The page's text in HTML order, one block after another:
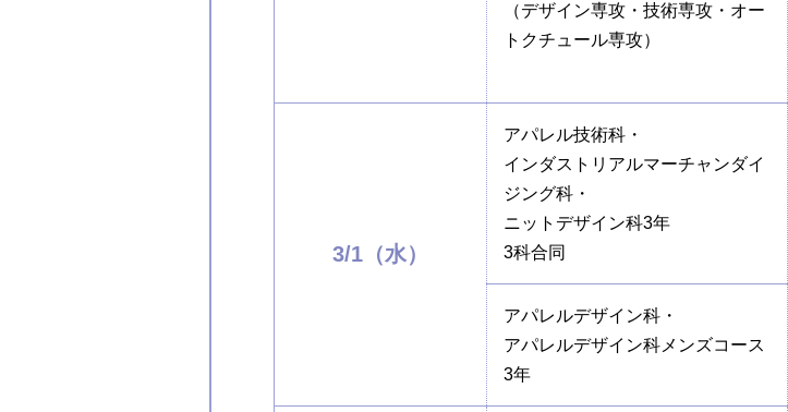
（デザイン専攻・技術専攻・オー
トクチュール専攻）
3/1（水）
アパレル技術科・
インダストリアルマーチャンダイ
ジング科・
ニットデザイン科3年
3科合同
アパレルデザイン科・
アパレルデザイン科メンズコース
3年